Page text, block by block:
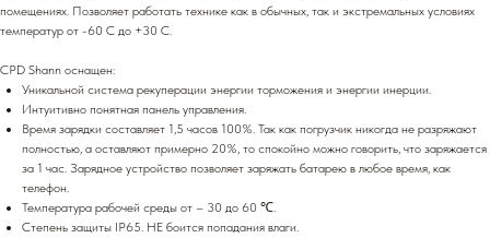
помещениях. Позволяет работать технике как в обычных, так и экстремальных условиях
температур от -60 С до +30 С.
CPD Shann оснащен:
Уникальной система рекуперации энергии торможения и энергии инерции.
Интуитивно понятная панель управления.
Время зарядки составляет 1,5 часов 100%. Так как погрузчик никогда не разряжают
полностью, а оставляют примерно 20%, то спокойно можно говорить, что заряжается
за 1 час. Зарядное устройство позволяет заряжать батарею в любое время, как
телефон.
Температура рабочей среды от – 30 до 60 ℃.
Степень защиты IP65. НЕ боится попадания влаги.